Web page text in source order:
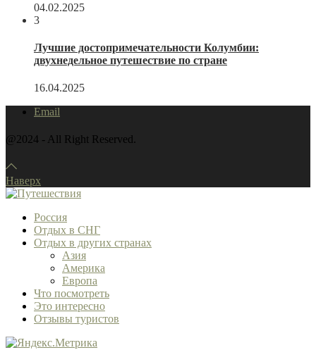
04.02.2025
3
Лучшие достопримечательности Колумбии:
двухнедельное путешествие по стране
16.04.2025
Email
@2024 - All Right Reserved.
Наверх
Россия
Отдых в СНГ
Отдых в других странах
Азия
Америка
Европа
Что посмотреть
Это интересно
Отзывы туристов